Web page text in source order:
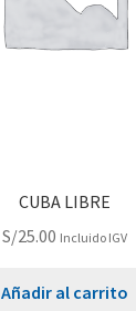
CUBA LIBRE
S/25.00 Incluido IGV
Añadir al carrito